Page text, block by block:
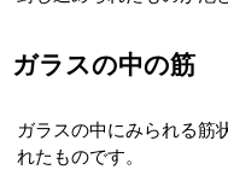
ガラスの中の筋
ガラスの中にみられる筋
れたものです。